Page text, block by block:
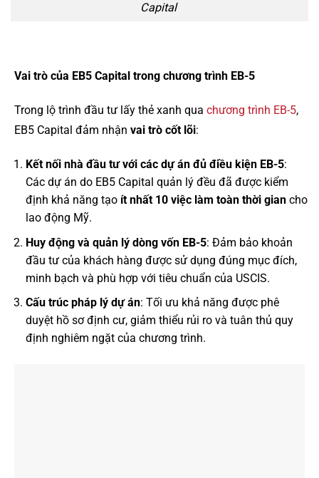
Capital
Vai trò của EB5 Capital trong chương trình EB-5
Trong lộ trình đầu tư lấy thẻ xanh qua chương trình EB-5,
EB5 Capital đảm nhận vai trò cốt lõi:
Kết nối nhà đầu tư với các dự án đủ điều kiện EB-5:
Các dự án do EB5 Capital quản lý đều đã được kiểm
định khả năng tạo ít nhất 10 việc làm toàn thời giancho
lao động Mỹ.
Huy động và quản lý dòng vốn EB-5: Đảm bảo khoản
đầu tư của khách hàng được sử dụng đúng mục đích,
minh bạch và phù hợp với tiêu chuẩn của USCIS.
Cấu trúc pháp lý dự án: Tối ưu khả năng được phê
duyệt hồ sơ định cư, giảm thiểu rủi ro và tuân thủ quy
định nghiêm ngặt của chương trình.